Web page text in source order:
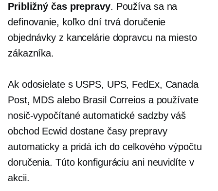
Približný čas prepravy. Používa sa na
definovanie, koľko dní trvá doručenie
objednávky z kancelárie dopravcu na miesto
zákazníka.
Ak odosielate s USPS, UPS, FedEx, Canada
Post, MDS alebo Brasil Correios a používate
nosič-vypočítanéautomatické sadzby váš
obchod Ecwid dostane časy prepravy
automaticky a pridá ich do celkového výpočtu
doručenia. Túto konfiguráciu ani neuvidíte v
akcii.